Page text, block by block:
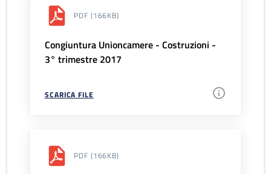
PDF (166KB)
Congiuntura Unioncamere - Costruzioni -
3° trimestre 2017
SCARICA FILE
PDF (166KB)